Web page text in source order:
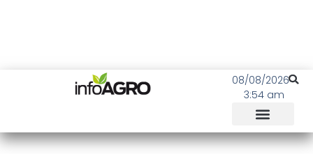
08/08/2026
3:54 am